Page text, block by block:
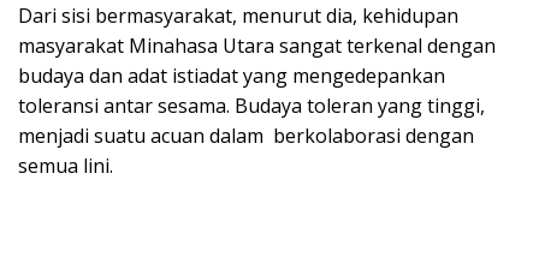
Dari sisi bermasyarakat, menurut dia, kehidupan
masyarakat Minahasa Utara sangat terkenal dengan
budaya dan adat istiadat yang mengedepankan
toleransi antar sesama. Budaya toleran yang tinggi,
menjadi suatu acuan dalam berkolaborasi dengan
semua lini.